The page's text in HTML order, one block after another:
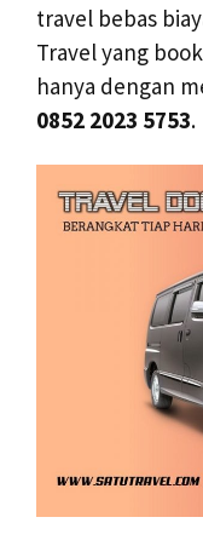
travel bebas
Travel yang
hanya dengan
0852 2023 5753.